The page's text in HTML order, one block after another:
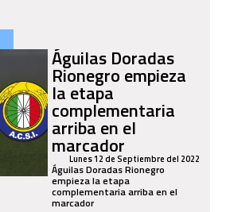
Águilas Doradas
Rionegro empieza
la etapa
complementaria
arriba en el
marcador
Lunes 12 de Septiembre del 2022
Águilas Doradas Rionegro
empieza la etapa
complementaria arriba en el
marcador